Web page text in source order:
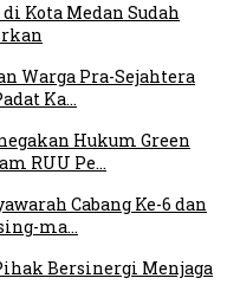
Kota Medan Sudah
Warga Pra-Sejahtera
Ka…
Hukum Green
RUU Pe…
Cabang Ke-6 dan
ma…
Bersinergi Menjaga